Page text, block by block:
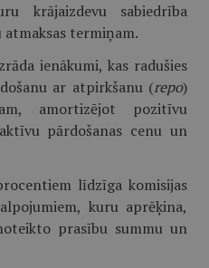
krājaizdevu sabiedrība
termiņam.
ienākumi, kas radušies
ar atpirkšanu (repo)
amortizējot pozitīvu
pārdošanas cenu un
līdzīga komisijas
kuru aprēķina,
prasību summu un